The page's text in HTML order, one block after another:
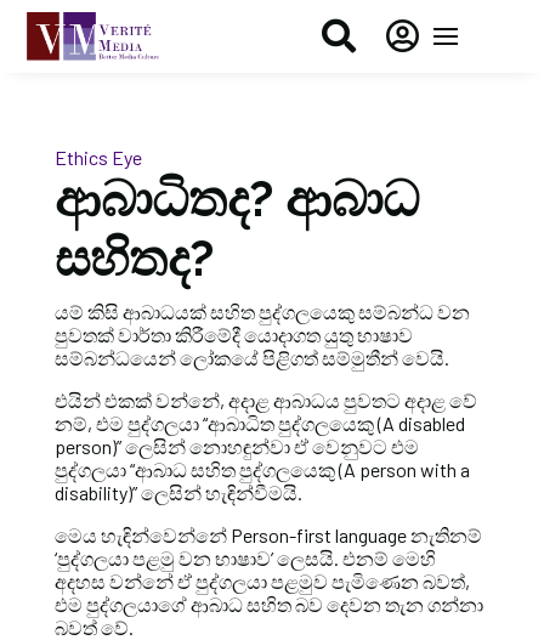
 
Ethics Eye
ආබාධිතද? ආබාධ
සහිතද?
යම් කිසි ආබාධයක් සහිත පුද්ගලයෙකු සම්බන්ධ වන
පුවතක් වාර්තා කිරීමේදී යොදාගත යුතු භාෂාව
සම්බන්ධයෙන් ලෝකයේ පිළිගත් සම්මුතීන් වෙයි.
එයින් එකක් වන්නේ, අදාළ ආබාධය පුවතට අදාළ වේ
නම්, එම පුද්ගලයා “ආබාධිත පුද්ගලයෙකු (A disabled
person)” ලෙසින් නොහඳුන්වා ඒ වෙනුවට එම
පුද්ගලයා “ආබාධ සහිත පුද්ගලයෙකු (A person with a
disability)” ලෙසින් හැඳින්වීමයි.
මෙය හැඳින්වෙන්නේ Person-first language නැතිනම්
‘පුද්ගලයා පළමු වන භාෂාව’ ලෙසයි. එනම් මෙහි
අදහස වන්නේ ඒ පුද්ගලයා පළමුව පැමිණෙන බවත්,
එම පුද්ගලයාගේ ආබාධ සහිත බව දෙවන තැන ගන්නා
බවත් වේ.